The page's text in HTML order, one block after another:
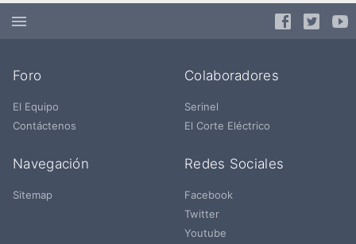
Foro
El Equipo
Contáctenos
Colaboradores
Serinel
El Corte Eléctrico
Navegación
Sitemap
Redes Sociales
Facebook
Twitter
Youtube